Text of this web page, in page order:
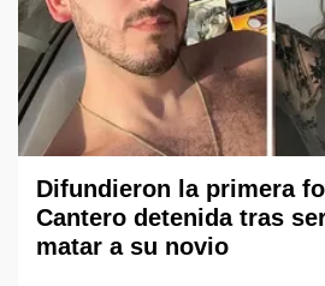
Difundieron la primera
Cantero detenida tras
matar a su novio